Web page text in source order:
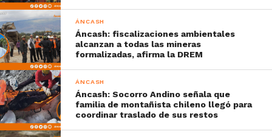
ÁNCASH
Áncash: fiscalizaciones ambientales
alcanzan a todas las mineras
formalizadas, afirma la DREM
ÁNCASH
Áncash: Socorro Andino señala que
familia de montañista chileno llegó para
coordinar traslado de sus restos